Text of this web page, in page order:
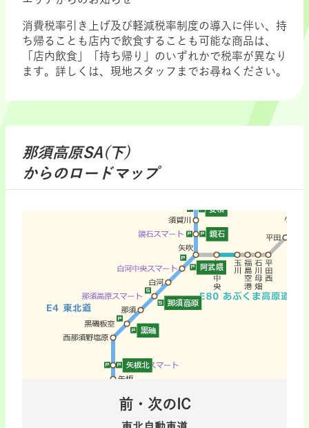
消費税率引き上げ及び軽減税率制度の導入に伴い、持
ち帰ることも店内で飲食することも可能な商品は、
「店内飲食」「持ち帰り」のいずれかで税率が異なり
ます。詳しくは、現地スタッフまでお尋ねください。
那須高原SA(下)
からのロードマップ
前・次のIC